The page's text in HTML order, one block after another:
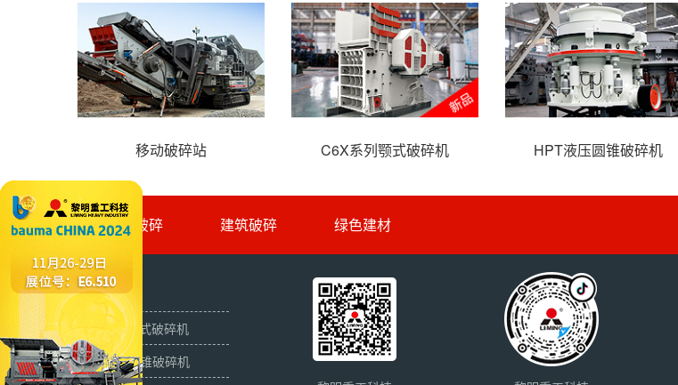
移动破碎站 C6X系列颚式破碎机 HPT液压圆锥破碎机
矿山破碎 建筑破碎 绿色建材
产品推荐
C6X系列颚式破碎机
HPT液压圆锥破碎机